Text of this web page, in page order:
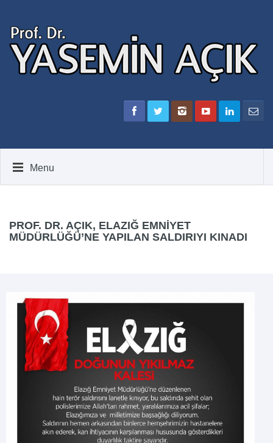
Menu
PROF. DR. AÇIK, ELAZIĞ EMNIYET
MÜDÜRLÜĞÜ’NE YAPILAN SALDIRIYI KINADI